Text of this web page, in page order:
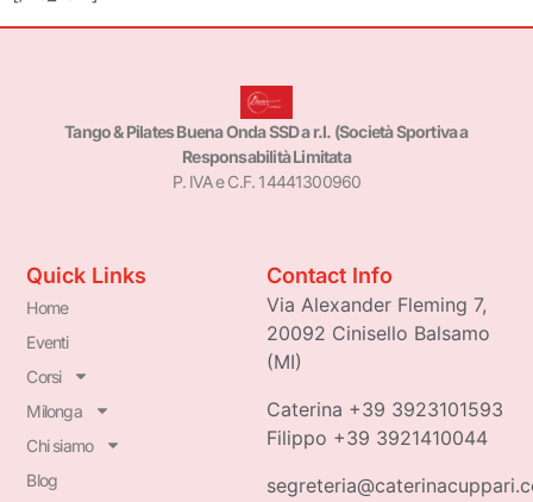
Tango & Pilates Buena Onda SSD a r.l. (Società Sportiva a
Responsabilità Limitata
P. IVA e C.F. 14441300960
Quick Links
Home
Eventi
Corsi
Milonga
Chi siamo
Blog
Contact Info
Via Alexander Fleming 7,
20092 Cinisello Balsamo
(MI)
Caterina +39 3923101593
Filippo +39 3921410044